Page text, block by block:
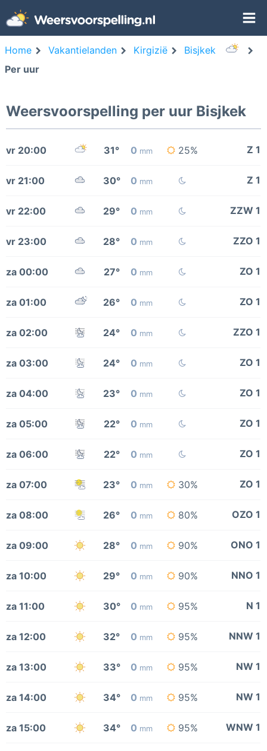
Home Vakantielanden Kirgizië
Bisjkek
Per uur
Weersvoorspelling per uur Bisjkek
vr 20:00 31° 0 mm 25% Z 1
vr 21:00 30° 0 mm Z 1
vr 22:00 29° 0 mm ZZW 1
vr 23:00 28° 0 mm ZZO 1
za 00:00 27° 0 mm ZO 1
za 01:00 26° 0 mm ZO 1
za 02:00 24° 0 mm ZZO 1
za 03:00 24° 0 mm ZO 1
za 04:00 23° 0 mm ZO 1
za 05:00 22° 0 mm ZO 1
za 06:00 22° 0 mm ZO 1
za 07:00 23° 0 mm 30% ZO 1
za 08:00 26° 0 mm 80% OZO 1
za 09:00 28° 0 mm 90% ONO 1
za 10:00 29° 0 mm 90% NNO 1
za 11:00 30° 0 mm 95% N 1
za 12:00 32° 0 mm 95% NNW 1
za 13:00 33° 0 mm 95% NW 1
za 14:00 34° 0 mm 95% NW 1
za 15:00 34° 0 mm 95% WNW 1